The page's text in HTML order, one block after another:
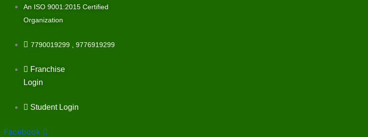
Skip
An ISO 9001:2015 Certified
Organization
7790019299 , 9776919299
Franchise
Login
Student Login
Facebook